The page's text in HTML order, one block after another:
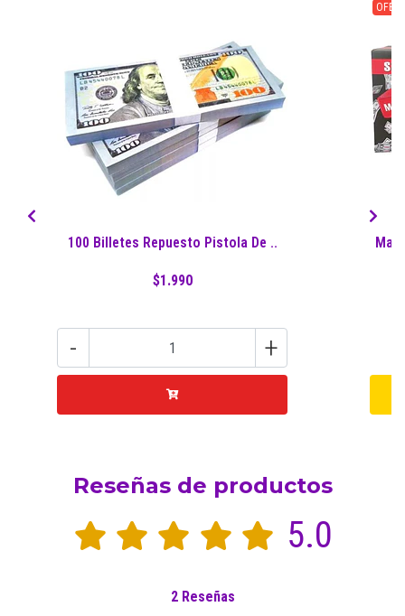
100 Billetes Repuesto Pistola De ..
$1.990
- +
Reseñas de productos
5.0
2 Reseñas